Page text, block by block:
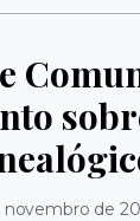
novembro de